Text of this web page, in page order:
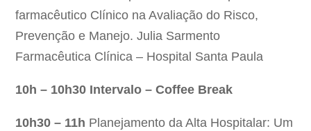
farmacêutico Clínico na Avaliação do Risco,
Prevenção e Manejo. Julia Sarmento
Farmacêutica Clínica – Hospital Santa Paula
10h – 10h30 Intervalo – Coffee Break
10h30 – 11h Planejamento da Alta Hospitalar: Um